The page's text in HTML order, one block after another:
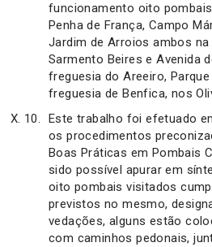
funcionamento oito
Penha de França, Campo
Jardim de Arroios ambos
Sarmento Beires e Avenida
freguesia do Areeiro,
freguesia de Benfica, nos
Este trabalho foi efetuado
os procedimentos
Boas Práticas em Pombais
sido possível apurar em
oito pombais visitados
previstos no mesmo,
vedações, alguns estão
com caminhos pedonais,